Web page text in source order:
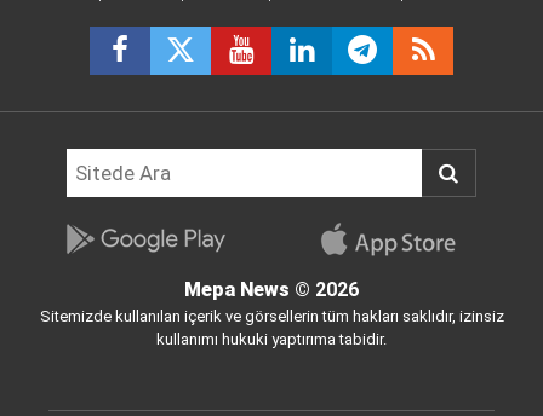
Mepa News © 2026
Sitemizde kullanılan içerik ve görsellerin tüm hakları saklıdır, izinsiz
kullanımı hukuki yaptırıma tabidir.